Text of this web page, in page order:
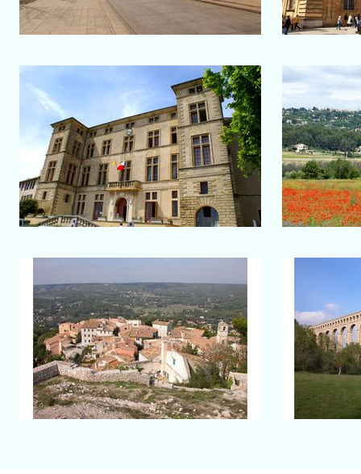
Salon-de-Provence
Eguilles
Hôtel de ville Le
Ventabren
Vue sur le village Vue